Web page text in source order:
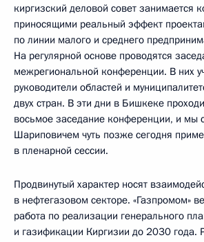
киргизский деловой совет занимается
приносящими реальный эффект
по линии малого и среднего
На регулярной основе проводятся
межрегиональной конференции. В них
руководители областей и
двух стран. В эти дни в Бишкеке
восьмое заседание конференции, и мы
Шариповичем чуть позже сегодня
в пленарной сессии.
Продвинутый характер носят
в нефтегазовом секторе. «Газпромом»
работа по реализации генерального
и газификации Киргизии до 2030 года.